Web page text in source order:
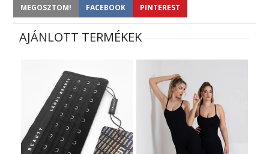
MEGOSZTOM! FACEBOOK PINTEREST
AJÁNLOTT TERMÉKEK